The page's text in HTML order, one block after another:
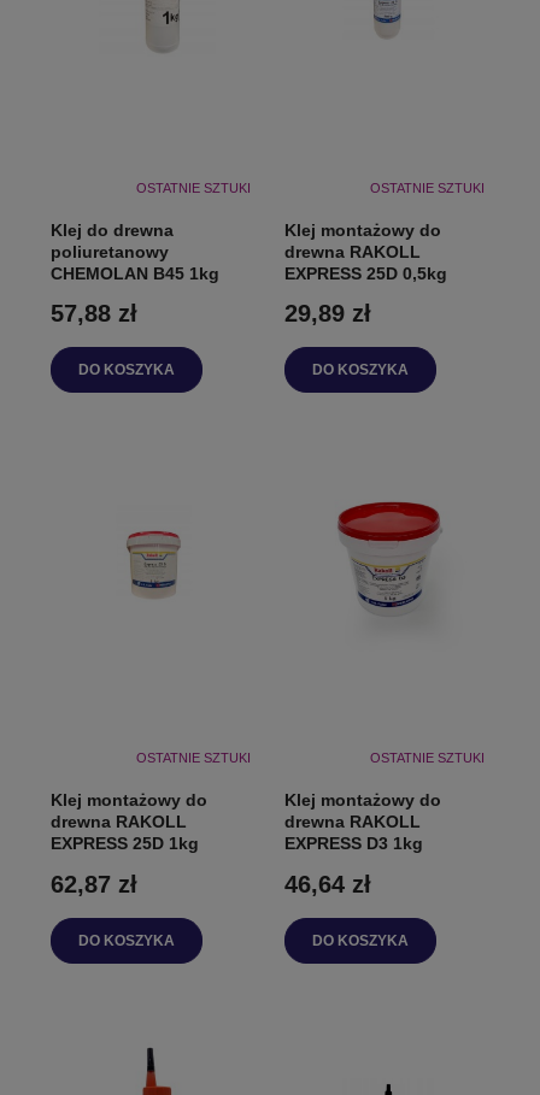
OSTATNIE SZTUKI
Klej do drewna
poliuretanowy
CHEMOLAN B45 1kg
57,88 zł
DO KOSZYKA
OSTATNIE SZTUKI
Klej montażowy do
drewna RAKOLL
EXPRESS 25D 0,5kg
29,89 zł
DO KOSZYKA
OSTATNIE SZTUKI
Klej montażowy do
drewna RAKOLL
EXPRESS 25D 1kg
62,87 zł
DO KOSZYKA
OSTATNIE SZTUKI
Klej montażowy do
drewna RAKOLL
EXPRESS D3 1kg
46,64 zł
DO KOSZYKA